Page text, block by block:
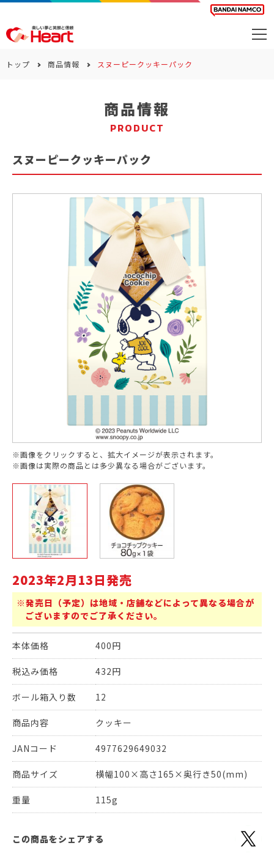
サステナビリティ
トップ 商品情報 スヌーピークッキーパック
商品情報
PRODUCT
スヌーピークッキーパック
※画像をクリックすると、拡大イメージが表示されます。
※画像は実際の商品とは多少異なる場合がございます。
2023年2月13日発売
※発売日（予定）は地域・店舗などによって異なる場合が
ございますのでご了承ください。
本体価格 400円
税込み価格 432円
ボール箱入り数 12
商品内容 クッキー
JANコード 4977629649032
商品サイズ 横幅100×高さ165×奥行き50(mm)
重量 115g
この商品をシェアする